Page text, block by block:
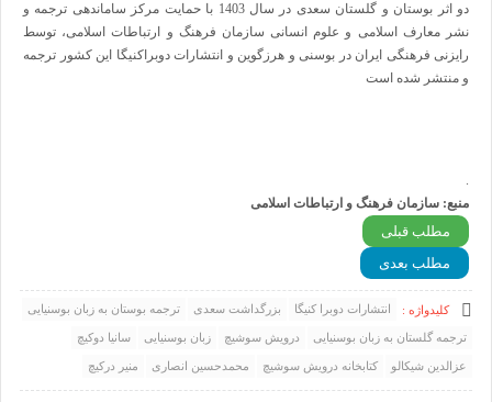
دو اثر بوستان و گلستان سعدی در سال 1403 با حمایت مرکز ساماندهی ترجمه و
نشر معارف اسلامی و علوم انسانی سازمان فرهنگ و ارتباطات اسلامی، توسط
رایزنی فرهنگی ایران در بوسنی و هرزگوین و انتشارات دوبراکنیگا این کشور ترجمه
و منتشر شده است
.
منبع: سازمان فرهنگ و ارتباطات اسلامی
مطلب قبلی
مطلب بعدی
کلیدواژه : انتشارات دوبرا کنیگا بزرگداشت سعدی ترجمه بوستان به زبان بوسنیایی
ترجمه گلستان به زبان بوسنیایی درویش سوشیچ زبان بوسنیایی سانیا دوکیچ
عزالدین شیکالو کتابخانه درویش سوشیچ محمدحسین انصاری منیر درکیچ